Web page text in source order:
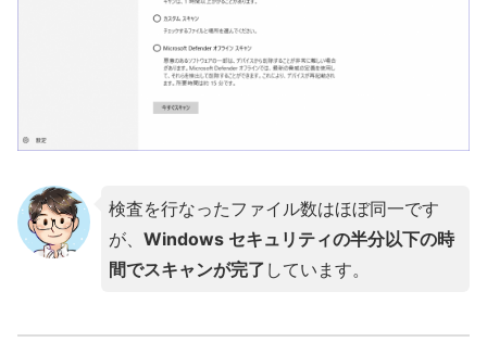
検査を行なったファイル数はほぼ同一です
が、 Windows セキュリティの半分以下の時
間でスキャンが完了 しています。